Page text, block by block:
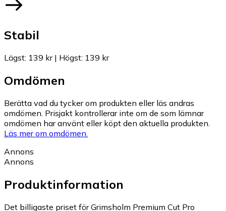
Stabil
Lägst: 139 kr| Högst: 139 kr
Omdömen
Berätta vad du tycker om produkten eller läs andras
omdömen. Prisjakt kontrollerar inte om de som lämnar
omdömen har använt eller köpt den aktuella produkten.
Läs mer om omdömen.
Annons
Annons
Produktinformation
Det billigaste priset för Grimsholm Premium Cut Pro